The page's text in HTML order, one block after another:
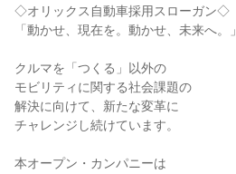
◇オリックス自動車採用スローガン◇
「動かせ、現在を。動かせ、未来へ。」
クルマを「つくる」以外の
モビリティに関する社会課題の
解決に向けて、新たな変革に
チャレンジし続けています。
本オープン・カンパニーは